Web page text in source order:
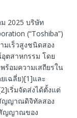
2025 บริษัท
(“Toshiba”)
เร็วสูงชนิดสอง
ตสาหกรรม โดย
ร้อมความเสถียรใน
เฉลี่ย)[1]และ
เริ่มจัดส่งได้ตั้งแต่
ญญาณดิจิทัลสอง
ญญาณของ